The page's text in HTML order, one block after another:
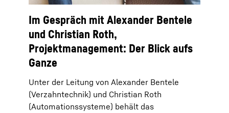
Im Gespräch mit Alexander Bentele
und Christian Roth,
Projektmanagement: Der Blick aufs
Ganze
Unter der Leitung von Alexander Bentele
(Verzahntechnik) und Christian Roth
(Automationssysteme) behält das